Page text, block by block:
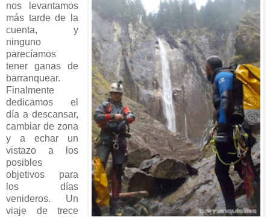
nos levantamos
más tarde de la
cuenta, y
ninguno
parecíamos
tener ganas de
barranquear.
Finalmente
dedicamos el
día a descansar,
cambiar de zona
y a echar un
vistazo a los
posibles
objetivos para
los días
venideros. Un
viaje de trece